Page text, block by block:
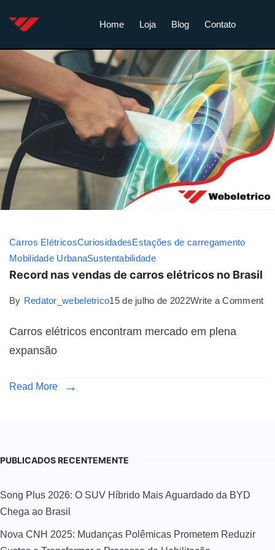
Home Loja Blog Contato
Carros ElétricosCuriosidadesEstações de carregamento
Mobilidade UrbanaSustentabilidade
Record nas vendas de carros elétricos no Brasil
By Redator_webeletrico15 de julho de 2022Write a Comment
Carros elétricos encontram mercado em plena
expansão
Read More
PUBLICADOS RECENTEMENTE
Song Plus 2026: O SUV Híbrido Mais Aguardado da BYD
Chega ao Brasil
Nova CNH 2025: Mudanças Polêmicas Prometem Reduzir